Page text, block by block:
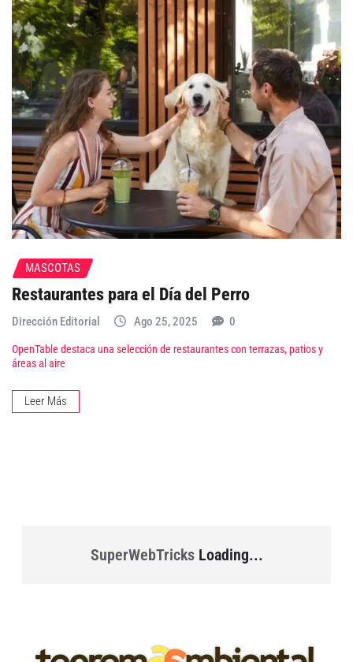
MASCOTAS
Restaurantes para el Día del Perro
Dirección Editorial Ago 25, 2025 0
OpenTable destaca una selección de restaurantes con terrazas, patios y
áreas al aire
Leer Más
SuperWebTricksLoading...